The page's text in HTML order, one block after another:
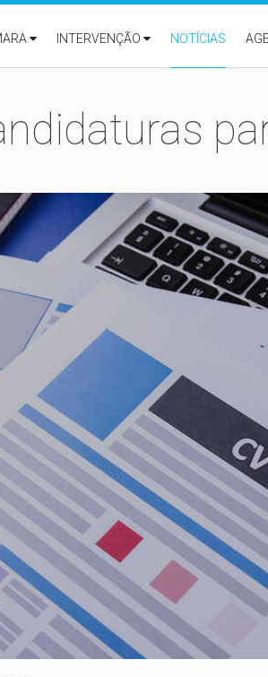
INTERVENÇÃO NOTÍCIAS